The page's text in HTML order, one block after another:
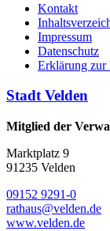
Kontakt
Impressum
Datenschutz
Erklärung zur
Stadt Velden
Mitglied der
Marktplatz 9
91235 Velden
09152 9291-0
rathaus@velden.de
www.velden.de